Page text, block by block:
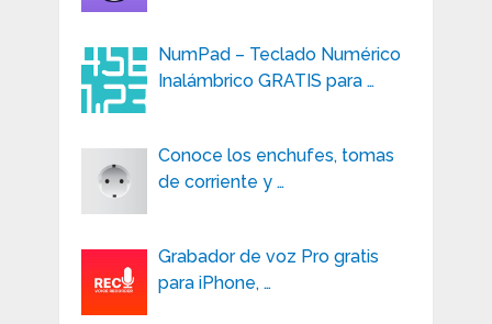
NumPad – Teclado Numérico
Inalámbrico GRATIS para …
Conoce los enchufes, tomas
de corriente y …
Grabador de voz Pro gratis
para iPhone, …